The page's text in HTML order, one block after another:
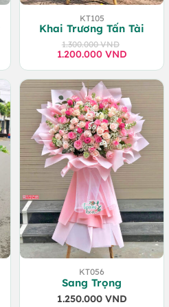
KT105
Khai Trương Tấn Tài
1.300.000VND
Giá
1.300.000 VND.
1.200.000 VND
Giá
là:
1.200.000 VND.
KT056
Sang Trọng
1.250.000 VND